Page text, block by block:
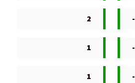
2 -
1 -
1 -